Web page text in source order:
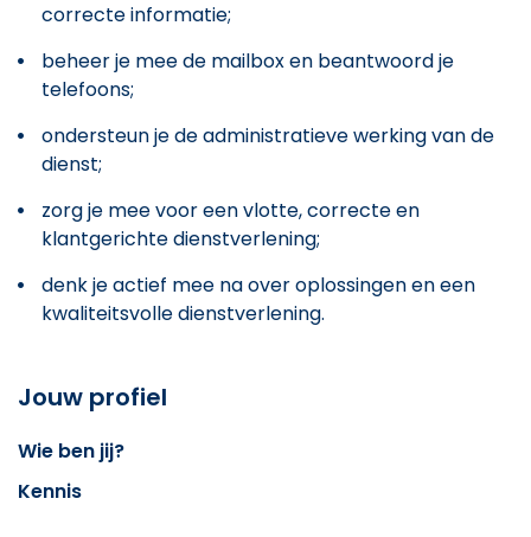
correcte informatie;
beheer je mee de mailbox en beantwoord je
telefoons;
ondersteun je de administratieve werking van de
dienst;
zorg je mee voor een vlotte, correcte en
klantgerichte dienstverlening;
denk je actief mee na over oplossingen en een
kwaliteitsvolle dienstverlening.
Jouw profiel
Wie ben jij?
Kennis